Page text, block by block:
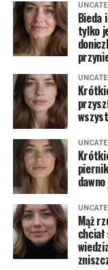
Bieda
tylko
Mąż